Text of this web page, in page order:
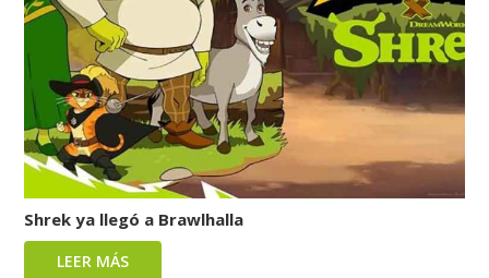
Shrek ya llegó a Brawlhalla
LEER MÁS